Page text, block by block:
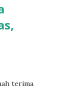
terima